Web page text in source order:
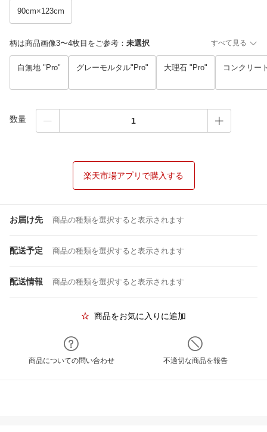
90cm×123cm
柄は商品画像3〜4枚目をご参考 ： 未選択 すべて見る
白無地 "Pro" グレーモルタル"Pro" 大理石 "Pro" コンクリー
数量
楽天市場アプリで購入する
お届け先 商品の種類を選択すると表示されます
配送予定 商品の種類を選択すると表示されます
配送情報 商品の種類を選択すると表示されます
商品をお気に入りに追加
商品についての問い合わせ 不適切な商品を報告